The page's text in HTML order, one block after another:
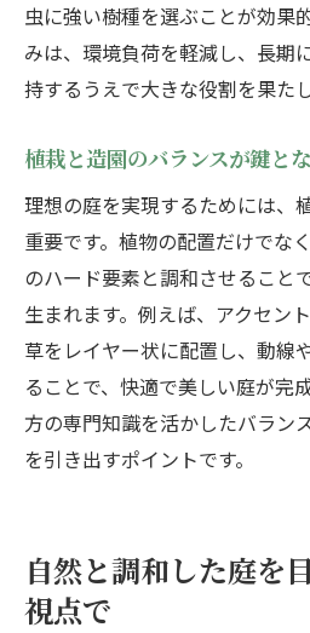
虫に強い樹種を選ぶことが効果
みは、環境負荷を軽減し、長期
持するうえで大きな役割を果たし
植栽と造園のバランスが鍵と
理想の庭を実現するためには、
重要です。植物の配置だけでな
のハード要素と調和させること
生まれます。例えば、アクセン
草をレイヤー状に配置し、動線
ることで、快適で美しい庭が完
方の専門知識を活かしたバラン
を引き出すポイントです。
自然と調和した庭を
視点で